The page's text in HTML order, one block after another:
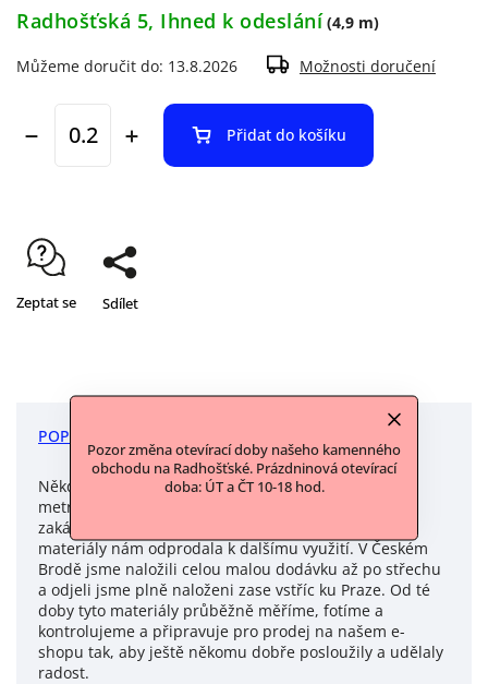
Pozor změna otevírací doby našeho kamenného
obchodu na Radhošťské. Prázdninová otevírací
doba: ÚT a ČT 10-18 hod.
Radhošťská 5, Ihned k odeslání (4,9 m)
Můžeme doručit do: 13.8.2026 Možnosti doručení
Přidat do košíku
Zeptat se Sdílet
POPIS
Někdy je příběh materiálů jednoduchý: Nevyužitá
metráž od paní z Českého Brodu, která se šitím na
zakázku živila, ale rozhodla se již nepokračovat a
materiály nám odprodala k dalšímu využití. V Českém
Brodě jsme naložili celou malou dodávku až po střechu
a odjeli jsme plně naloženi zase vstříc ku Praze. Od té
doby tyto materiály průběžně měříme, fotíme a
kontrolujeme a připravuje pro prodej na našem e-
shopu tak, aby ještě někomu dobře posloužily a udělaly
radost.